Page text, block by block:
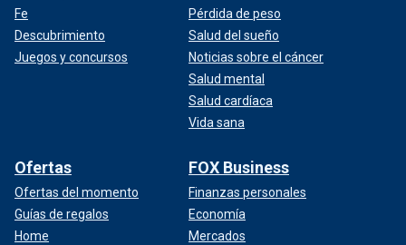
Fe
Descubrimiento
Juegos y concursos
Pérdida de peso
Salud del sueño
Noticias sobre el cáncer
Salud mental
Salud cardíaca
Vida sana
Ofertas
Ofertas del momento
Guías de regalos
Home
FOX Business
Finanzas personales
Economía
Mercados